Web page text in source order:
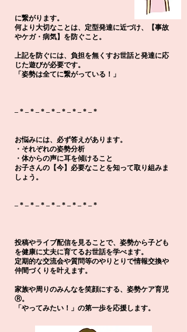
に繋がります。
何より大切なことは、定型発達に近づけ、【事故
やケガ・病気】を防ぐこと。
上記を防ぐには、負担を無くすお世話と発達に応
じた遊びが必要です。
「姿勢は全てに繋がっている！」
– * – * – * – * – * – * – * – *
お悩みには、必ず答えがあります。
・それぞれの姿勢分析
・体からの声に耳を傾けること
お子さんの【今】必要なことを知って取り組みま
しょう。
– * – * – * – * – * – * – * – *
投稿やライブ配信を見ることで、姿勢から子ども
を健康に丈夫に育てるお世話を学べます。
定期的な交流会や質問等のやりとりで情報交換や
仲間づくりを叶えます。
家族や周りのみんなを笑顔にする​、 姿勢ケア育児
Ⓡ。
「やってみたい！」の第一歩を応援します。